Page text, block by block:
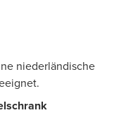
niederländische